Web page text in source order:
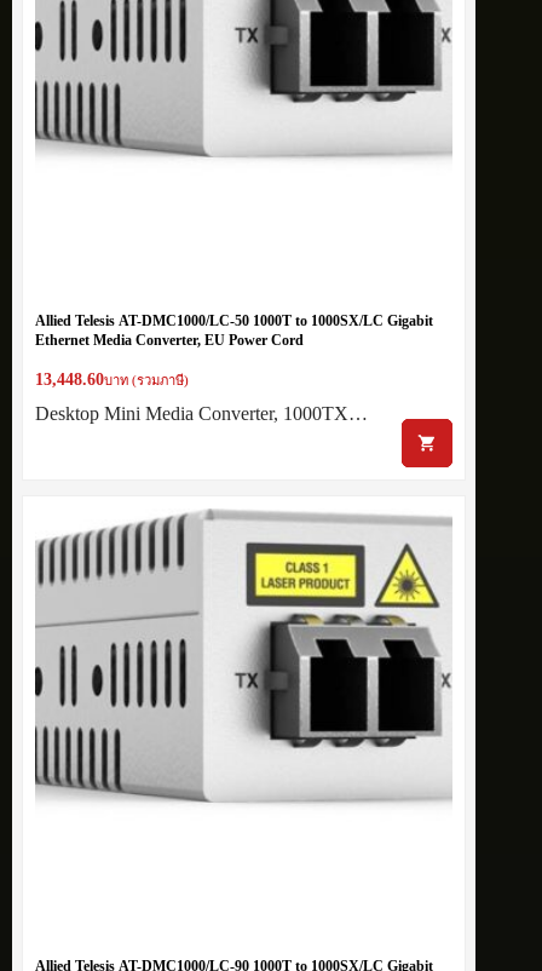
Allied Telesis AT-DMC1000/LC-50 1000T to 1000SX/LC Gigabit
Ethernet Media Converter, EU Power Cord
13,448.60บาท (รวมภาษี)
Desktop Mini Media Converter, 1000TX…
Allied Telesis AT-DMC1000/LC-90 1000T to 1000SX/LC Gigabit